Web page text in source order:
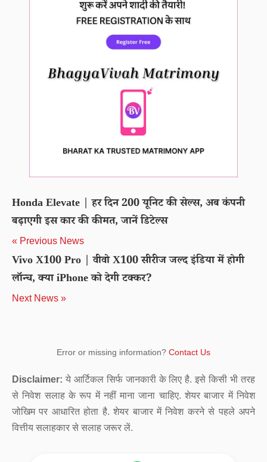
Honda Elevate | हर दिन 200 यूनिट की सेल्स, अब कंपनी
बढ़ाएगी इस कार की कीमत, जानें डिटेल्स
« Previous News
Vivo X100 Pro | वीवो X100 सीरीज जल्द इंडिया में होगी
लॉन्च, क्या iPhone को देगी टक्कर?
Next News »
Error or missing information? Contact Us
Disclaimer: ये आर्टिकल सिर्फ जानकारी के लिए है. इसे किसी भी तरह
से निवेश सलाह के रूप में नहीं माना जाना चाहिए. शेयर बाजार में निवेश
जोखिम पर आधारित होता है. शेयर बाजार में निवेश करने से पहले अपने
वित्तीय सलाहकार से सलाह जरूर लें.